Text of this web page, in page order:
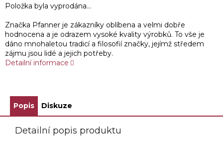
Položka byla vyprodána…
Značka Pfanner je zákazníky oblíbena a velmi dobře
hodnocena a je odrazem vysoké kvality výrobků. To vše je
dáno mnohaletou tradicí a filosofií značky, jejímž středem
zájmu jsou lidé a jejich potřeby.
Detailní informace
Popis Diskuze
Detailní popis produktu